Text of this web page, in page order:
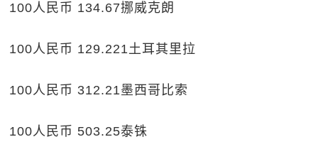
100人民币 134.67挪威克朗
100人民币 129.221土耳其里拉
100人民币 312.21墨西哥比索
100人民币 503.25泰铢